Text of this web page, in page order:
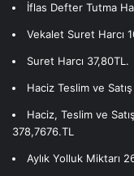
İflas Defter Tutma
Vekalet Suret Harcı
Suret Harcı 37,80TL.
Haciz Teslim ve
Haciz, Teslim ve
378,7676.TL
Aylık Yolluk Miktarı